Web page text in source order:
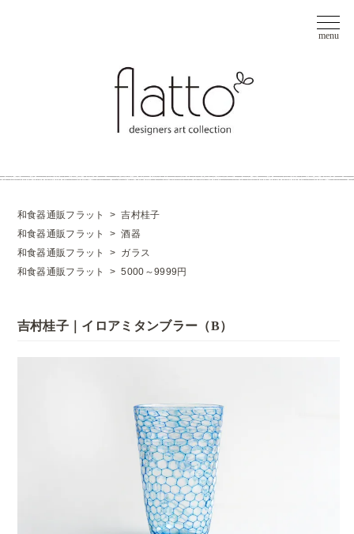
和食器通販フラット >吉村桂子
和食器通販フラット
>酒器
和食器通販フラット
> ガラス
和食器通販フラット
>5000～9999円
吉村桂子｜イロアミタンブラー（B）